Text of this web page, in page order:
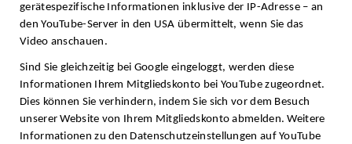
gerätespezifische Informationen inklusive der IP-Adresse – an
den YouTube-Server in den USA übermittelt, wenn Sie das
Video anschauen.
Sind Sie gleichzeitig bei Google eingeloggt, werden diese
Informationen Ihrem Mitgliedskonto bei YouTube zugeordnet.
Dies können Sie verhindern, indem Sie sich vor dem Besuch
unserer Website von Ihrem Mitgliedskonto abmelden. Weitere
Informationen zu den Datenschutzeinstellungen auf YouTube